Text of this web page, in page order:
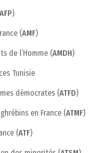
AFP)
(AMF)
de l’Homme (AMDH)
Tunisie
démocrates (ATFD)
en France (ATMF)
(ATF)